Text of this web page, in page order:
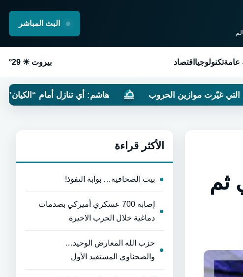
البث المباشر
تكنولوجيا اقتصاد بيروت ☀ 29°
الحروب هاشم: أي تنازل أمام “الكيان” سيدفعه إلى
ثم
الأكثر قراءة
بيت الصحافية… بوابة النفوذ!
إصابة 700 عسكري أميركي بصدمات
دماغية خلال الحرب الاخيرة
حزب الله المعارض الوحيد…
والصحناوي المستفيد الأول